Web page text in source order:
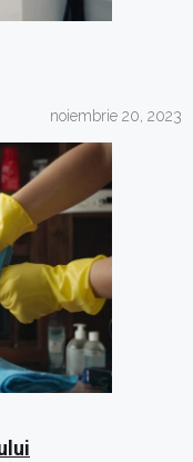
noiembrie 20, 2023